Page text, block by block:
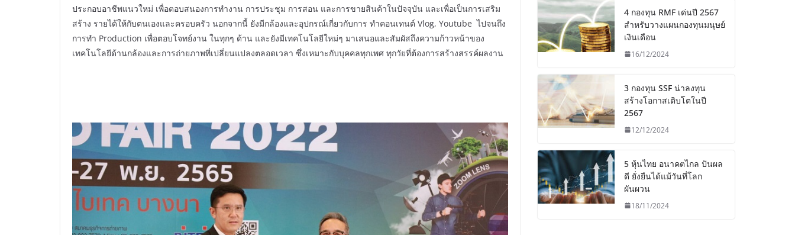
ประกอบอาชีพแนวใหม่ เพื่อตอบสนองการทำงาน การประชุม การสอน และการขายสินค้าในปัจจุบัน และเพื่อเป็นการเสริม
สร้าง รายได้ให้กับตนเองและครอบครัว นอกจากนี้ ยังมีกล้องและอุปกรณ์เกี่ยวกับการ ทำคอนเทนต์ Vlog, Youtube ไปจนถึง
การทำ Production เพื่อตอบโจทย์งาน ในทุกๆ ด้าน และยังมีเทคโนโลยีใหม่ๆ มาเสนอและสัมผัสถึงความก้าวหน้าของ
เทคโนโลยีด้านกล้องและการถ่ายภาพที่เปลี่ยนแปลงตลอดเวลา ซึ่งเหมาะกับบุคคลทุกเพศ ทุกวัยที่ต้องการสร้างสรรค์ผลงาน
4 กองทุน RMF เด่นปี 2567
สำหรับวางแผนกองทุนมนุษย์
เงินเดือน
16/12/2024
3 กองทุน SSF น่าลงทุน
สร้างโอกาสเติบโตในปี
2567
12/12/2024
5 หุ้นไทย อนาคตไกล ปันผล
ดี ยั่งยืนได้แม้วันที่โลก
ผันผวน
18/11/2024